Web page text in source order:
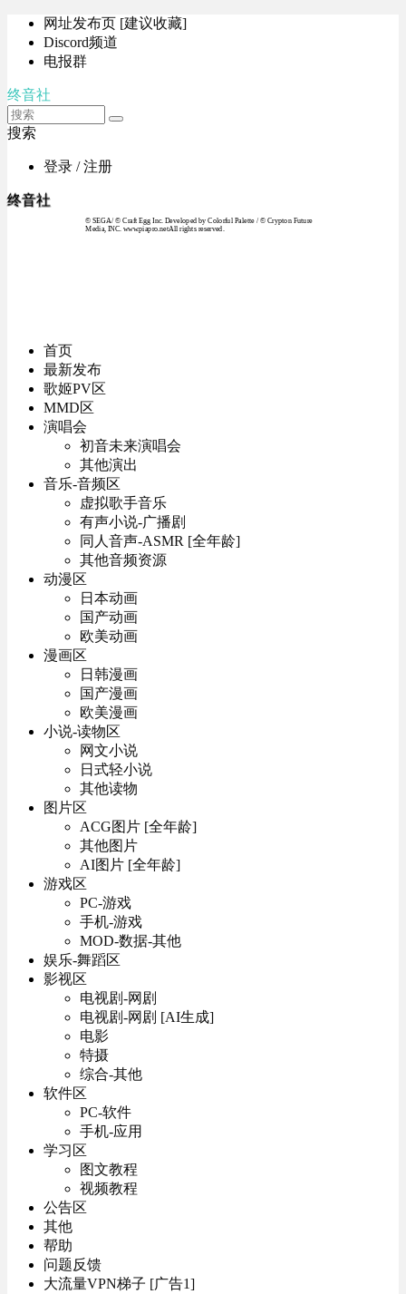
网址发布页 [建议收藏]
Discord频道
电报群
终音社
搜索
登录 / 注册
终音社
© SEGA / © Craft Egg Inc. Developed by Colorful Palette / © Crypton Future
Media, INC. www.piapro.netAll rights reserved.
首页
最新发布
歌姬PV区
MMD区
演唱会
初音未来演唱会
其他演出
音乐-音频区
虚拟歌手音乐
有声小说-广播剧
同人音声-ASMR [全年龄]
其他音频资源
动漫区
日本动画
国产动画
欧美动画
漫画区
日韩漫画
国产漫画
欧美漫画
小说-读物区
网文小说
日式轻小说
其他读物
图片区
ACG图片 [全年龄]
其他图片
AI图片 [全年龄]
游戏区
PC-游戏
手机-游戏
MOD-数据-其他
娱乐-舞蹈区
影视区
电视剧-网剧
电视剧-网剧 [AI生成]
电影
特摄
综合-其他
软件区
PC-软件
手机-应用
学习区
图文教程
视频教程
公告区
其他
帮助
问题反馈
大流量VPN梯子 [广告1]